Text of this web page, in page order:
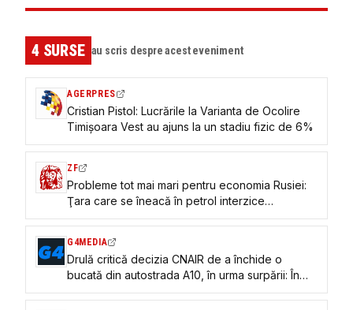
4SURSE au scris despre acest eveniment
AGERPRES
Cristian Pistol: Lucrările la Varianta de Ocolire
Timișoara Vest au ajuns la un stadiu fizic de 6%
ZF
Probleme tot mai mari pentru economia Rusiei:
Ţara care se îneacă în petrol interzice
exporturile de motorină din cauza atacurilor
G4MEDIA
Drulă critică decizia CNAIR de a închide o
bucată din autostrada A10, în urma surpării: În
loc să aplice soluția europeană de trafic